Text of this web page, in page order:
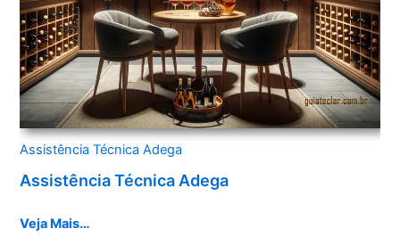
Assistência Técnica Adega
Assistência Técnica Adega
Veja Mais…